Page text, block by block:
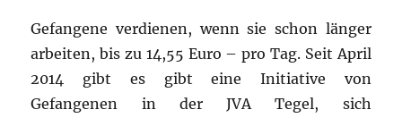
Gefangene verdienen, wenn sie schon länger
arbeiten, bis zu 14,55 Euro – pro Tag. Seit April
2014 gibt es gibt eine Initiative von
Gefangenen in der JVA Tegel, sich